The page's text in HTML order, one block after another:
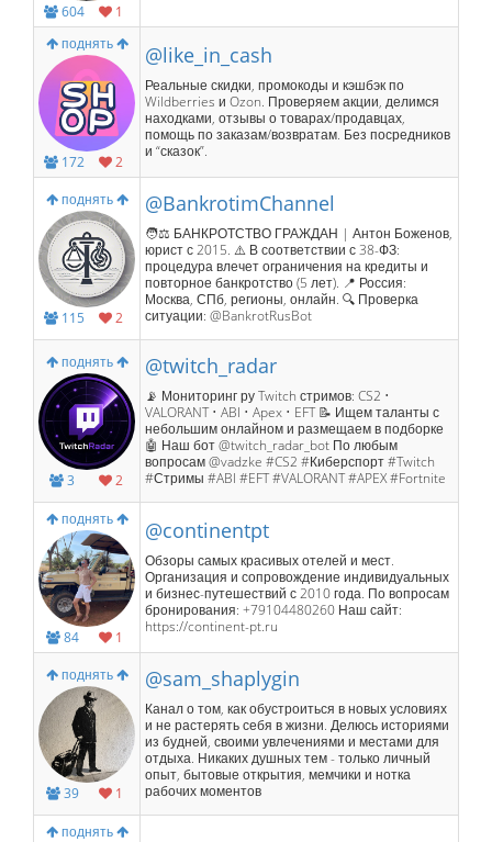
604 1
поднять
172 2
@like_in_cash
Реальные скидки, промокоды и кэшбэк по
Wildberries и Ozon. Проверяем акции, делимся
находками, отзывы о товарах/продавцах,
помощь по заказам/возвратам. Без посредников
и “сказок”.
поднять
115 2
@BankrotimChannel
🧑⚖️ БАНКРОТСТВО ГРАЖДАН | Антон Боженов,
юрист с 2015. ⚠️ В соответствии с 38-ФЗ:
процедура влечет ограничения на кредиты и
повторное банкротство (5 лет). 📍 Россия:
Москва, СПб, регионы, онлайн. 🔍 Проверка
ситуации: @BankrotRusBot
поднять
3 2
@twitch_radar
📡 Мониторинг ру Twitch стримов: CS2 •
VALORANT • ABI • Apex • EFT 📝 Ищем таланты с
небольшим онлайном и размещаем в подборке
🤖 Наш бот @twitch_radar_bot По любым
вопросам @vadzke #CS2 #Киберспорт #Twitch
#Стримы #ABI #EFT #VALORANT #APEX #Fortnite
поднять
84 1
@continentpt
Обзоры самых красивых отелей и мест.
Организация и сопровождение индивидуальных
и бизнес-путешествий с 2010 года. По вопросам
бронирования: +79104480260 Наш сайт:
https://continent-pt.ru
поднять
39 1
@sam_shaplygin
Канал о том, как обустроиться в новых условиях
и не растерять себя в жизни. Делюсь историями
из будней, своими увлечениями и местами для
отдыха. Никаких душных тем - только личный
опыт, бытовые открытия, мемчики и нотка
рабочих моментов
поднять